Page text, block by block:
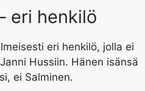
eri henkilö
eri henkilö, jolla ei
Hussiin. Hänen isänsä
ei Salminen.